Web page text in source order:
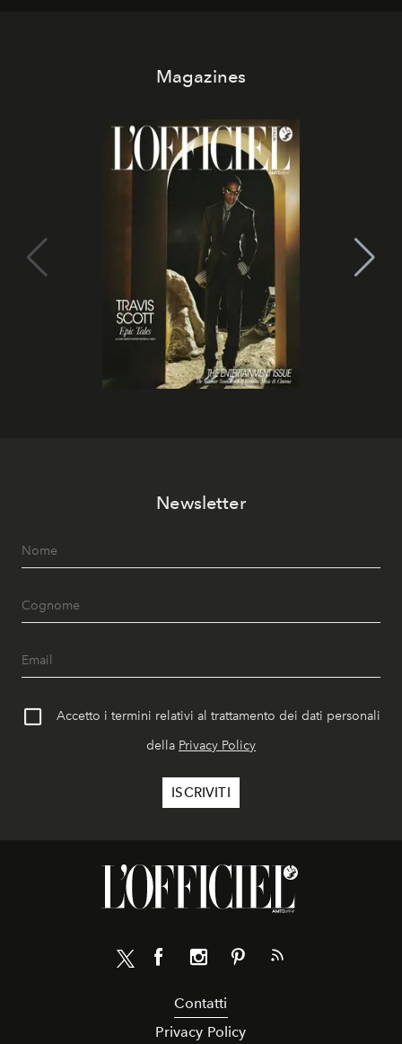
Magazines
Newsletter
Accetto i termini relativi al trattamento dei dati personali
della Privacy Policy
Contatti
Privacy Policy